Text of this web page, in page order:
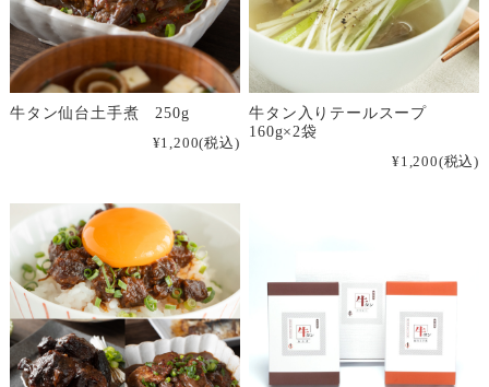
牛タン仙台土手煮 250g
¥1,200(税込)
牛タン入りテールスープ
160g×2袋
¥1,200(税込)